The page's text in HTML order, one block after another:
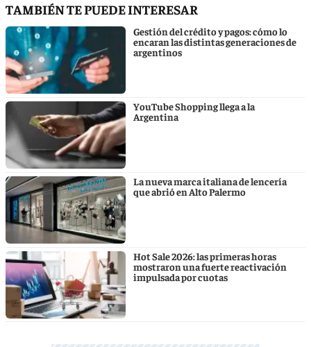
TAMBIÉN TE PUEDE INTERESAR
Gestión del crédito y pagos: cómo lo
encaran las distintas generaciones de
argentinos
YouTube Shopping llega a la
Argentina
La nueva marca italiana de lencería
que abrió en Alto Palermo
Hot Sale 2026: las primeras horas
mostraron una fuerte reactivación
impulsada por cuotas